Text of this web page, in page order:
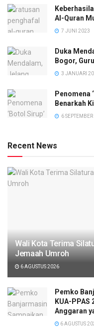
Al-Quran
7 JUNI 2023
Duka
Bogor,
3 JANUARI
Penomena
Benarkah
6
Recent News
Wali Kota Terima
Jemaah Umroh
6 AGUSTUS 2026
Pemko
KUA-
Anggaran
6 AGUSTUS